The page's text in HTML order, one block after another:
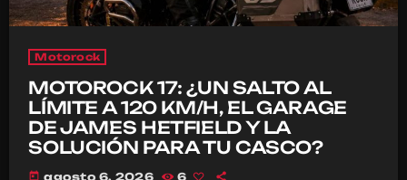
Motorock
MOTOROCK 17: ¿UN SALTO AL
LÍMITE A 120 KM/H, EL GARAGE
DE JAMES HETFIELD Y LA
SOLUCIÓN PARA TU CASCO?
today agosto 6, 2026 6